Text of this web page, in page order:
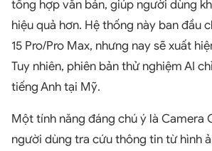
tổng hợp văn bản, giúp người dùng
hiệu quả hơn. Hệ thống này ban đầu
15 Pro/Pro Max, nhưng nay sẽ xuất
Tuy nhiên, phiên bản thử nghiệm AI
tiếng Anh tại Mỹ.
Một tính năng đáng chú ý là Camera
người dùng tra cứu thông tin từ hình